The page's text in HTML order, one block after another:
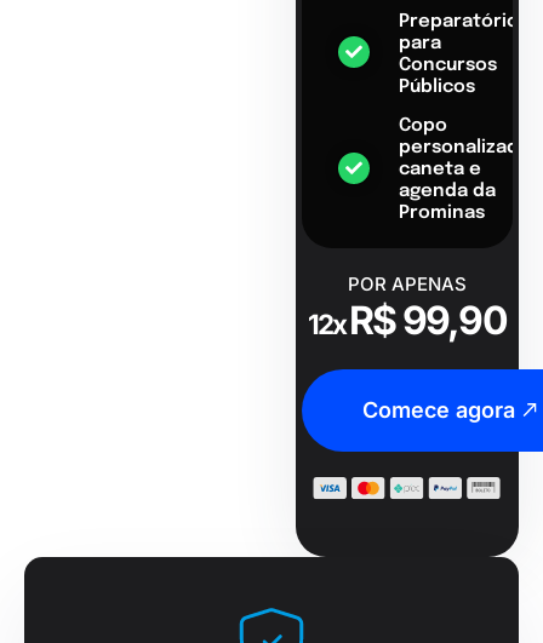
Preparatório
para
Concursos
Públicos
Copo
personalizado,
caneta e
agenda da
Prominas
POR APENAS
12xR$ 99,90
Comece agora